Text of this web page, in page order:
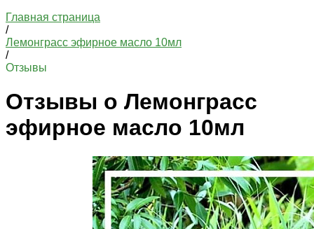
Главная страница
/
Лемонграсс эфирное масло 10мл
/
Отзывы
Отзывы о Лемонграсс
эфирное масло 10мл